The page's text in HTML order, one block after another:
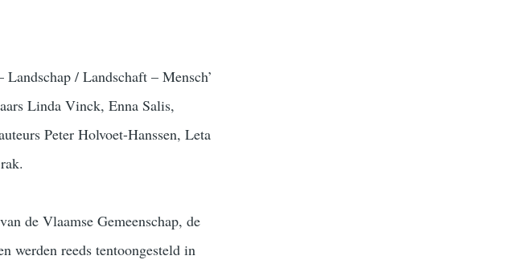
/ Landschaft – Mensch’
Linda Vinck, Enna Salis,
Peter Holvoet-Hanssen, Leta
de Vlaamse Gemeenschap, de
werden reeds tentoongesteld in